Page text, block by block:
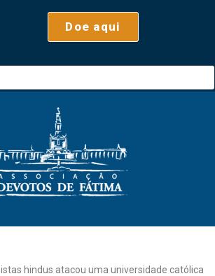
Doe aqui
hindus atacou uma universidade católica